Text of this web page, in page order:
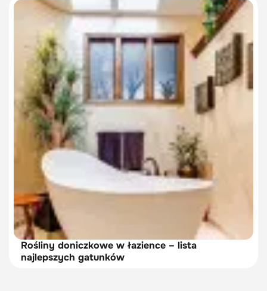
Rośliny doniczkowe w łazience – lista
najlepszych gatunków